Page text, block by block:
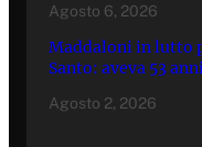
Agosto 6, 2026
Maddaloni in lutto
Santo: aveva 53
Agosto 2, 2026